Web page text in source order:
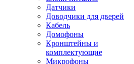
Датчики
Доводчики для дверей
Кабель
Домофоны
Кронштейны и
комплектующие
Микрофоны